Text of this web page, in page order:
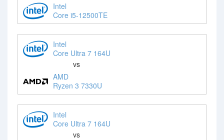
Intel
Core i5-12500TE
Intel
Core Ultra 7 164U
vs
AMD
Ryzen 3 7330U
Intel
Core Ultra 7 164U
vs